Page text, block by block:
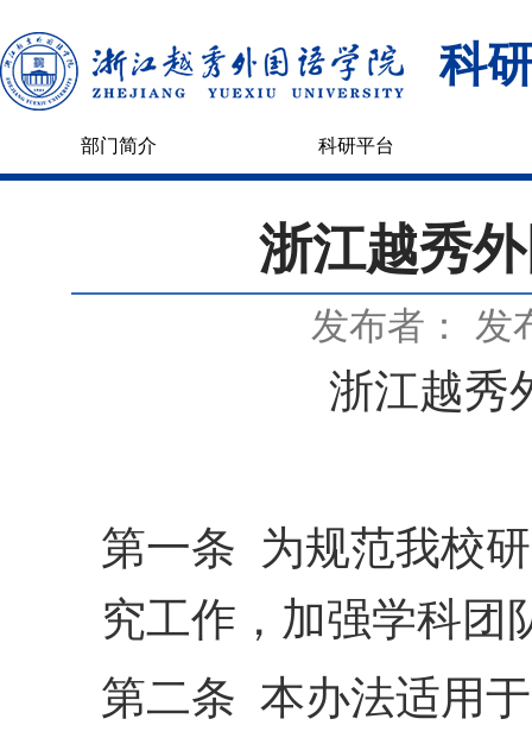
科
部门简介 科研平台
浙江越秀
发布者： 发
浙江越秀
第一条 为规范我校
究工作，加强学科团
第二条 本办法适用